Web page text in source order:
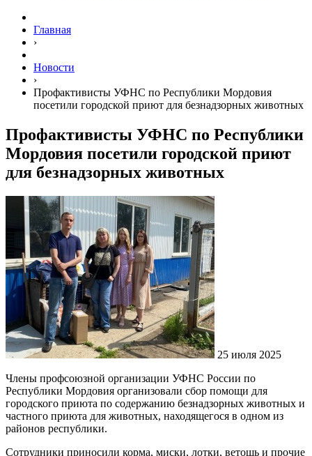
Главная
›
Новости
›
Профактивисты УФНС по Республики Мордовия
посетили городской приют для безнадзорных животных
Профактивисты УФНС по Республики
Мордовия посетили городской приют
для безнадзорных животных
25 июля 2025
Члены профсоюзной организации УФНС России по
Республики Мордовия организовали сбор помощи для
городского приюта по содержанию безнадзорных животных и
частного приюта для животных, находящегося в одном из
районов республики.
Сотрудники приносили корма, миски, лотки, ветошь и прочие